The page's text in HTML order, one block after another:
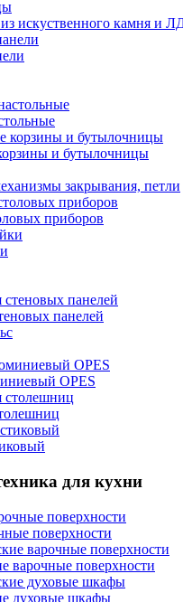
искуственного камня и
и бутылочницы
закрывания, петли
приборов
панелей
OPES
для кухни
поверхности
варочные поверхности
духовые шкафы